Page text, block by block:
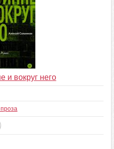
и вокруг него